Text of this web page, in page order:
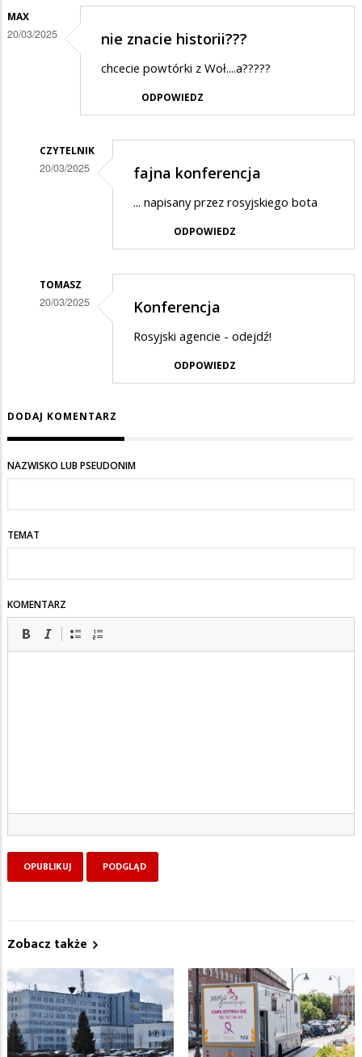
MAX
20/03/2025 nie znacie historii???
chcecie powtórki z Woł....a?????
ODPOWIEDZ
CZYTELNIK
20/03/2025
odpowiedzi
na
fajna konferencja
... napisany przez rosyjskiego bota
ODPOWIEDZ
TOMASZ
20/03/2025
odpowiedzi
na
nie
historii???
Konferencja
Rosyjski agencie - odejdź!
ODPOWIEDZ
DODAJ KOMENTARZ
NAZWISKO LUB PSEUDONIM
TEMAT
KOMENTARZ
Zobacz także